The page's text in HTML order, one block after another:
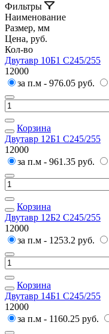
Фильтры
Наименование
Размер, мм
Цена, руб.
Кол-во
Двутавр 10Б1 С245/255
12000
за п.м - 976.05 руб.
Корзина
Двутавр 12Б1 С245/255
12000
за п.м - 961.35 руб.
Корзина
Двутавр 12Б2 С245/255
12000
за п.м - 1253.2 руб.
Корзина
Двутавр 14Б1 С245/255
12000
за п.м - 1160.25 руб.